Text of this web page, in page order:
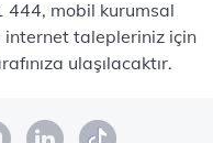
444, mobil kurumsal
talepleriniz için
ulaşılacaktır.